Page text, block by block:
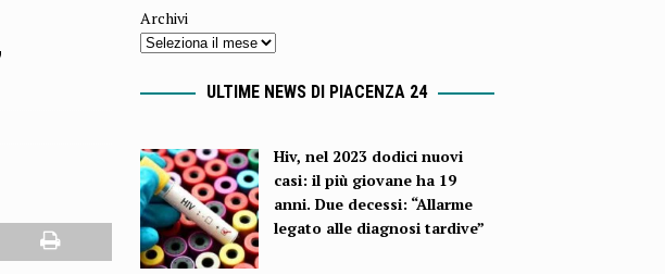
Archivi
ULTIME NEWS DI PIACENZA 24
Hiv, nel 2023 dodici nuovi
casi: il più giovane ha 19
anni. Due decessi: “Allarme
legato alle diagnosi tardive”